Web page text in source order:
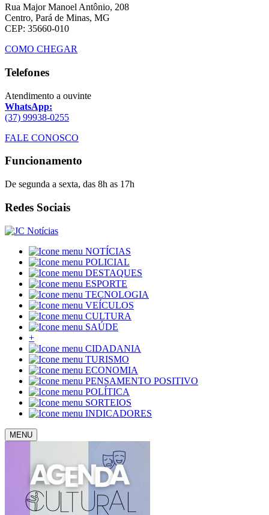
Rua Major Manoel Antônio, 208
Centro, Pará de Minas, MG
CEP: 35660-010
COMO CHEGAR
Telefones
Atendimento a ouvinte
WhatsApp:
(37) 99938-0255
FALE CONOSCO
Funcionamento
De segunda a sexta, das 8h as 17h
Redes Sociais
NOTÍCIAS
POLICIAL
DESTAQUES
ESPORTE
TECNOLOGIA
VEÍCULOS
CULTURA
SAÚDE
+
CIDADANIA
TURISMO
ECONOMIA
PENSAMENTO POSITIVO
POLÍTICA
SORTEIOS
INDICADORES
MENU